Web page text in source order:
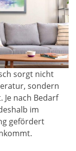
sorgt nicht
sondern
nach Bedarf
im
gefördert